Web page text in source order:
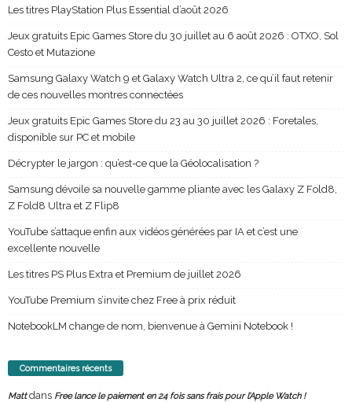
Les titres PlayStation Plus Essential d’août 2026
Jeux gratuits Epic Games Store du 30 juillet au 6 août 2026 : OTXO, Sol
Cesto et Mutazione
Samsung Galaxy Watch 9 et Galaxy Watch Ultra 2, ce qu’il faut retenir
de ces nouvelles montres connectées
Jeux gratuits Epic Games Store du 23 au 30 juillet 2026 : Foretales,
disponible sur PC et mobile
Décrypter le jargon : qu’est-ce que la Géolocalisation ?
Samsung dévoile sa nouvelle gamme pliante avec les Galaxy Z Fold8,
Z Fold8 Ultra et Z Flip8
YouTube s’attaque enfin aux vidéos générées par IA et c’est une
excellente nouvelle
Les titres PS Plus Extra et Premium de juillet 2026
YouTube Premium s’invite chez Free à prix réduit
NotebookLM change de nom, bienvenue à Gemini Notebook !
Commentaires récents
Mattdans Free lance le paiement en 24 fois sans frais pour l’Apple Watch !